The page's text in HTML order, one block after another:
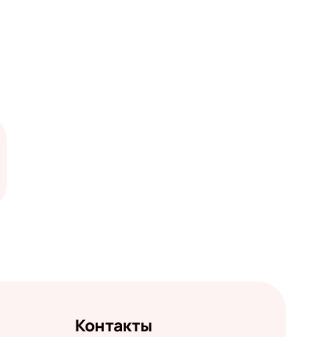
Контакты